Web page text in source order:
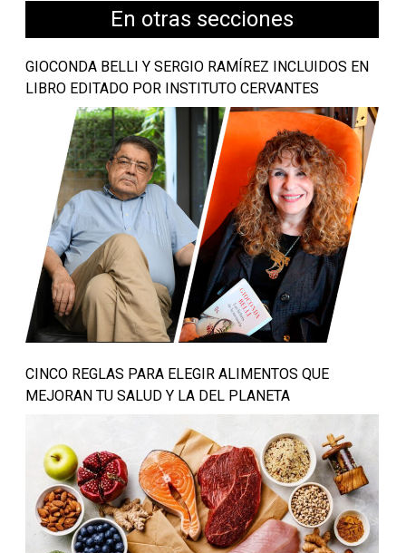
En otras secciones
GIOCONDA BELLI Y SERGIO RAMÍREZ INCLUIDOS EN
LIBRO EDITADO POR INSTITUTO CERVANTES
CINCO REGLAS PARA ELEGIR ALIMENTOS QUE
MEJORAN TU SALUD Y LA DEL PLANETA